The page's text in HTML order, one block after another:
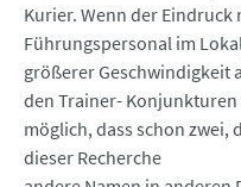
Kurier. Wenn der
Führungspersonal im
größerer Geschwindigkeit
den Trainer-
möglich, dass schon zwei,
dieser Recherche